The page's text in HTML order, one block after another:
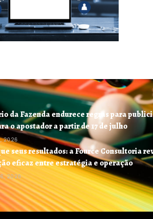
da Fazenda endurece regras para
o apostador a partir de 17 de julho
2026
seus resultados: a Fource Consultoria
eficaz entre estratégia e operação
2026